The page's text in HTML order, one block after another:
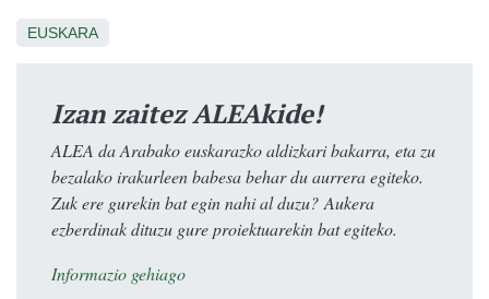
EUSKARA
Izan zaitez ALEAkide!
ALEA da Arabako euskarazko aldizkari bakarra, eta zu
bezalako irakurleen babesa behar du aurrera egiteko.
Zuk ere gurekin bat egin nahi al duzu? Aukera
ezberdinak dituzu gure proiektuarekin bat egiteko.
Informazio gehiago